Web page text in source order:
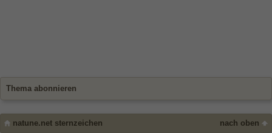
Thema abonnieren
nach oben
natune.net sternzeichen